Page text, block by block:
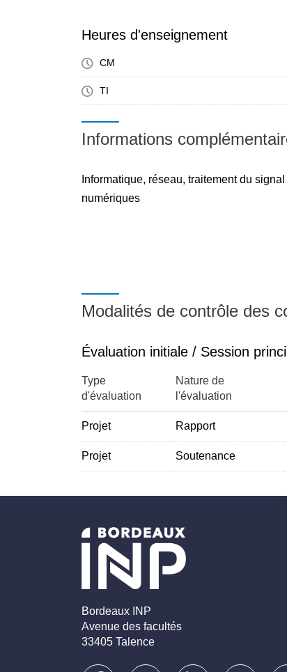
Heures d'enseignement
CM
TI
Informations
Informatique, réseau, traitement du
numériques
Modalités de contrôle des
Évaluation initiale / Session
Type
d'évaluation
Nature de
l'évaluation
Projet Rapport
Projet Soutenance
Bordeaux INP
Avenue des facultés
33405 Talence